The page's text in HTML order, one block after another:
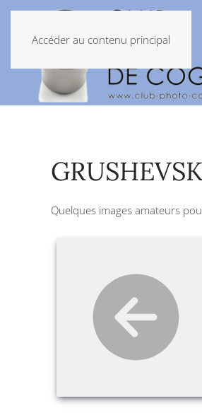
Accéder au contenu principal
Quelques images amateurs